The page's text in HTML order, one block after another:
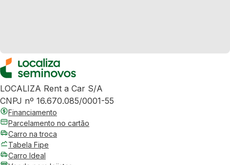
LOCALIZA Rent a Car S/A
CNPJ nº 16.670.085/0001-55
Financiamento
Parcelamento no cartão
Carro na troca
Tabela Fipe
Carro Ideal